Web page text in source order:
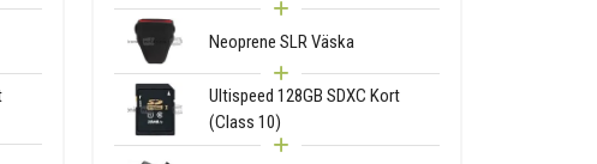
Neoprene SLR Väska
Ultispeed 128GB SDXC Kort
(Class 10)